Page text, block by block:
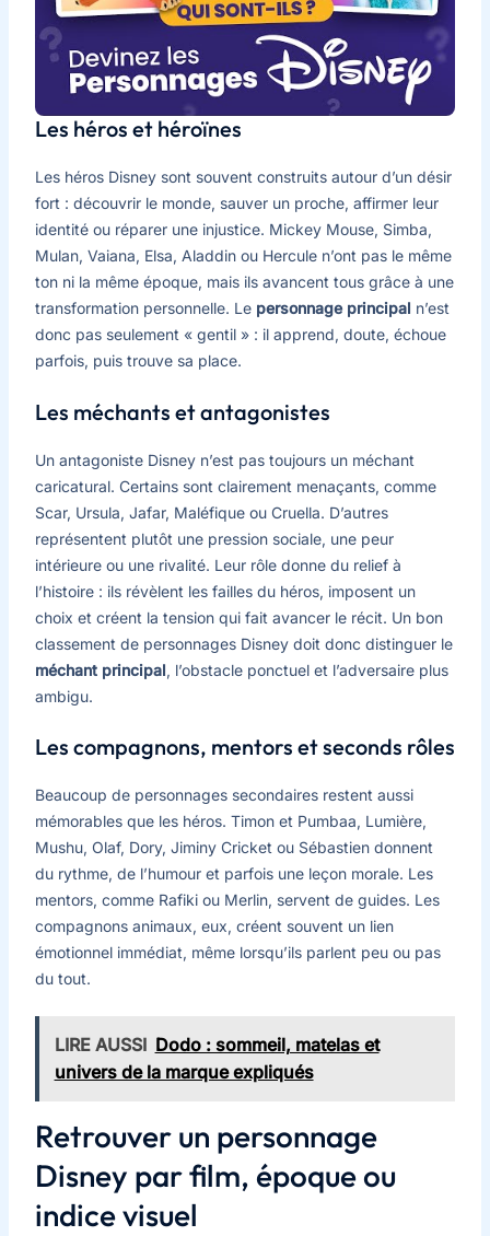
Les héros et héroïnes
Les héros Disney sont souvent construits autour d’un désir
fort : découvrir le monde, sauver un proche, affirmer leur
identité ou réparer une injustice. Mickey Mouse, Simba,
Mulan, Vaiana, Elsa, Aladdin ou Hercule n’ont pas le même
ton ni la même époque, mais ils avancent tous grâce à une
transformation personnelle. Le personnage principal n’est
donc pas seulement « gentil » : il apprend, doute, échoue
parfois, puis trouve sa place.
Les méchants et antagonistes
Un antagoniste Disney n’est pas toujours un méchant
caricatural. Certains sont clairement menaçants, comme
Scar, Ursula, Jafar, Maléfique ou Cruella. D’autres
représentent plutôt une pression sociale, une peur
intérieure ou une rivalité. Leur rôle donne du relief à
l’histoire : ils révèlent les failles du héros, imposent un
choix et créent la tension qui fait avancer le récit. Un bon
classement de personnages Disney doit donc distinguer le
méchant principal, l’obstacle ponctuel et l’adversaire plus
ambigu.
Les compagnons, mentors et seconds rôles
Beaucoup de personnages secondaires restent aussi
mémorables que les héros. Timon et Pumbaa, Lumière,
Mushu, Olaf, Dory, Jiminy Cricket ou Sébastien donnent
du rythme, de l’humour et parfois une leçon morale. Les
mentors, comme Rafiki ou Merlin, servent de guides. Les
compagnons animaux, eux, créent souvent un lien
émotionnel immédiat, même lorsqu’ils parlent peu ou pas
du tout.
LIRE AUSSI Dodo : sommeil, matelas et
univers de la marque expliqués
Retrouver un personnage
Disney par film, époque ou
indice visuel